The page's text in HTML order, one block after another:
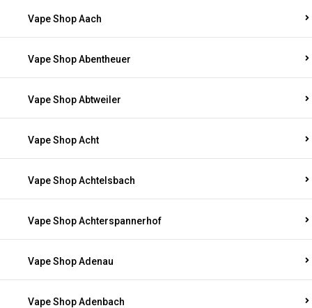
Vape Shop Aach
Vape Shop Abentheuer
Vape Shop Abtweiler
Vape Shop Acht
Vape Shop Achtelsbach
Vape Shop Achterspannerhof
Vape Shop Adenau
Vape Shop Adenbach